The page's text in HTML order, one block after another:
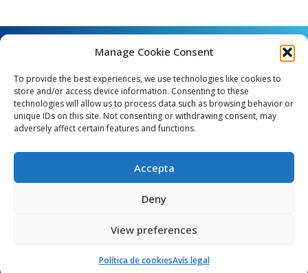
Manage Cookie Consent
To provide the best experiences, we use technologies like cookies to
store and/or access device information. Consenting to these
technologies will allow us to process data such as browsing behavior or
unique IDs on this site. Not consenting or withdrawing consent, may
adversely affect certain features and functions.
Accepta
Deny
View preferences
Política de cookiesAvís legal
Angel Guimerà, 8 - 08289 Copons
e_mail: copons@copons.cat
Crèdits Política de cookies (EU)